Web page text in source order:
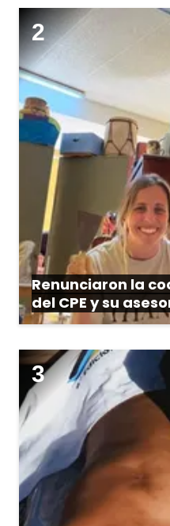
Renunciaron la
del CPE y su